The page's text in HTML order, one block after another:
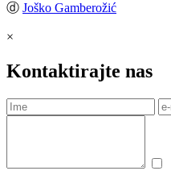
ⓓ Joško Gamberožić
×
Kontaktirajte nas